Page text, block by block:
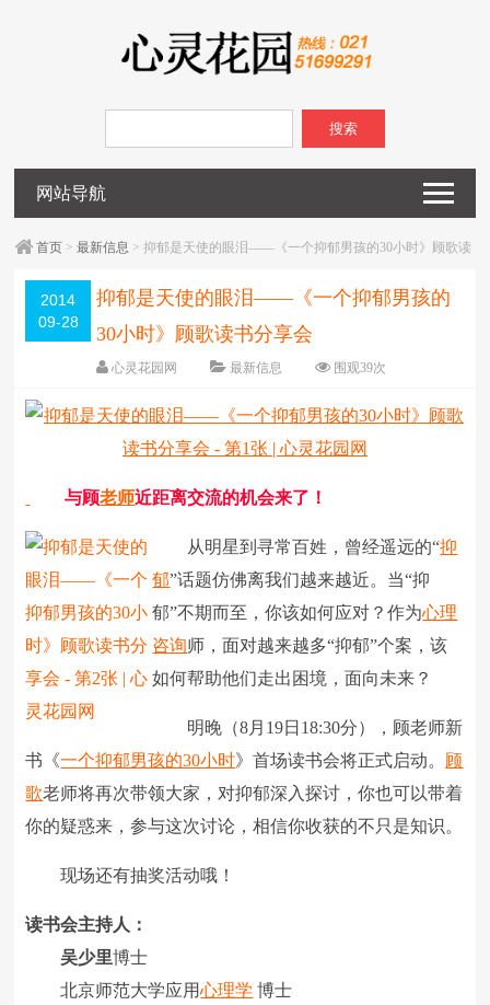
搜索
网站导航
首页 >最新信息 > 抑郁是天使的眼泪――《一个抑郁男孩的30小时》顾歌读
2014
09-28
抑郁是天使的眼泪――《一个抑郁男孩的
30小时》顾歌读书分享会
心灵花园网 最新信息 围观39次
字体：大 中 小
与顾老师近距离交流的机会来了！
从明星到寻常百姓，曾经遥远的“抑
郁”话题仿佛离我们越来越近。当“抑
郁”不期而至，你该如何应对？作为心理
咨询师，面对越来越多“抑郁”个案，该
如何帮助他们走出困境，面向未来？
明晚（8月19日18:30分），顾老师新
书《一个抑郁男孩的30小时》首场读书会将正式启动。 顾
歌老师将再次带领大家，对抑郁深入探讨，你也可以带着
你的疑惑来，参与这次讨论，相信你收获的不只是知识。
现场还有抽奖活动哦！
读书会主持人：
吴少里博士
北京师范大学应用心理学 博士